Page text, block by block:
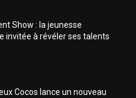
Show : la jeunesse
invitée à révéler ses talents
Cocos lance un nouveau